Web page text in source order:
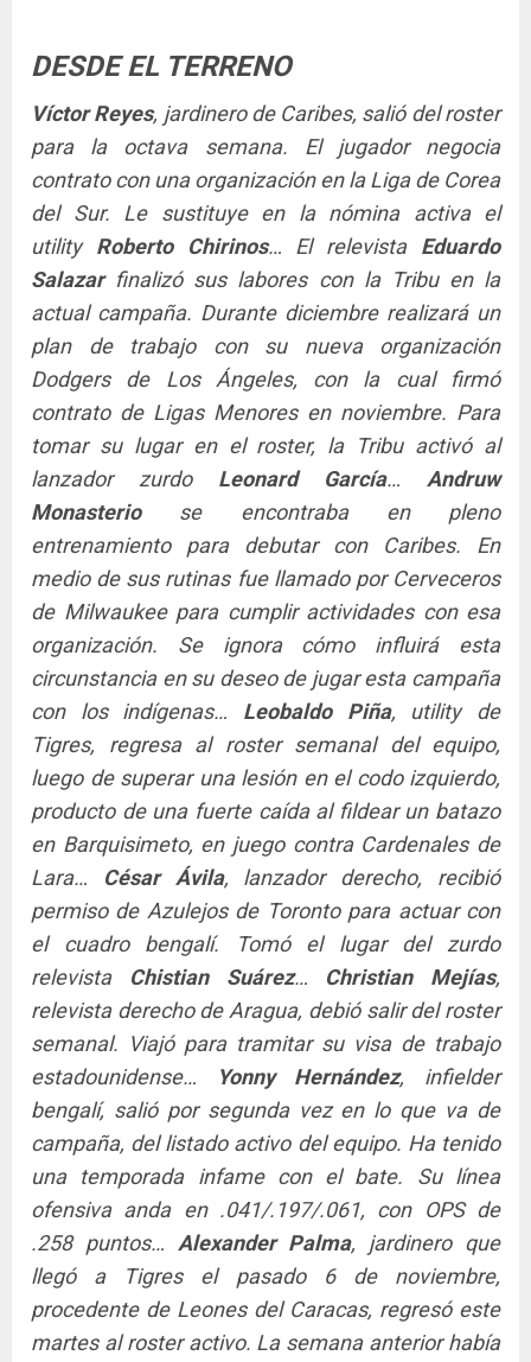
DESDE EL TERRENO
Víctor Reyes, jardinero de Caribes, salió del roster
para la octava semana. El jugador negocia
contrato con una organización en la Liga de Corea
del Sur. Le sustituye en la nómina activa el
utility Roberto Chirinos… El relevista Eduardo
Salazarfinalizó sus labores con la Tribu en la
actual campaña. Durante diciembre realizará un
plan de trabajo con su nueva organización
Dodgers de Los Ángeles, con la cual firmó
contrato de Ligas Menores en noviembre. Para
tomar su lugar en el roster, la Tribu activó al
lanzador zurdo Leonard García… Andruw
Monasteriose encontraba en pleno
entrenamiento para debutar con Caribes. En
medio de sus rutinas fue llamado por Cerveceros
de Milwaukee para cumplir actividades con esa
organización. Se ignora cómo influirá esta
circunstancia en su deseo de jugar esta campaña
con los indígenas… Leobaldo Piña, utility de
Tigres, regresa al roster semanal del equipo,
luego de superar una lesión en el codo izquierdo,
producto de una fuerte caída al fildear un batazo
en Barquisimeto, en juego contra Cardenales de
Lara…
César Ávila, lanzador derecho, recibió
permiso de Azulejos de Toronto para actuar con
el cuadro bengalí. Tomó el lugar del zurdo
relevista
Chistian Suárez… Christian Mejías,
relevista derecho de Aragua, debió salir del roster
semanal. Viajó para tramitar su visa de trabajo
estadounidense…
Yonny Hernández, infielder
bengalí, salió por segunda vez en lo que va de
campaña, del listado activo del equipo. Ha tenido
una temporada infame con el bate. Su línea
ofensiva anda en .041/.197/.061, con OPS de
.258 puntos… Alexander Palma, jardinero que
llegó a Tigres el pasado 6 de noviembre,
procedente de Leones del Caracas, regresó este
martes al roster activo. La semana anterior había